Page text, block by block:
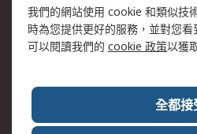
關於RS
全球辦事處
我們的網站使用 cookie 和類似技
時為您提供更好的服務，並對您
可以閱讀我們的 cookie 政策以獲
全都接